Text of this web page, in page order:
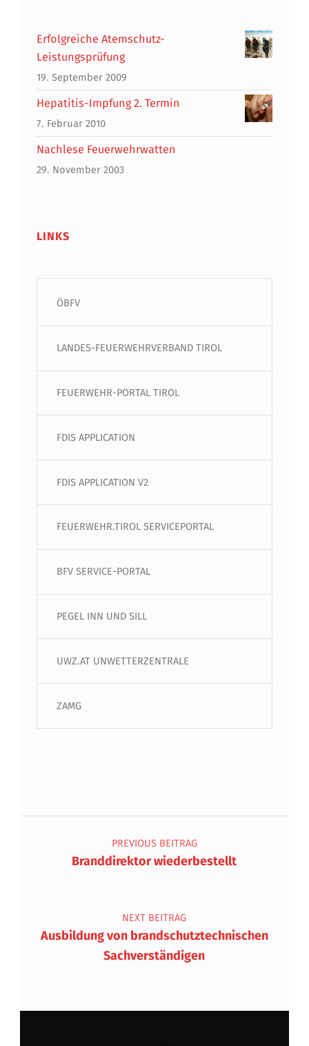
Erfolgreiche Atemschutz-
Leistungsprüfung
19. September 2009
Hepatitis-Impfung 2. Termin
7. Februar 2010
Nachlese Feuerwehrwatten
29. November 2003
LINKS
ÖBFV
LANDES-FEUERWEHRVERBAND TIROL
FEUERWEHR-PORTAL TIROL
FDIS APPLICATION
FDIS APPLICATION V2
FEUERWEHR.TIROL SERVICEPORTAL
BFV SERVICE-PORTAL
PEGEL INN UND SILL
UWZ.AT UNWETTERZENTRALE
ZAMG
Beitragsnavigation
PREVIOUS BEITRAG
Branddirektor wiederbestellt
NEXT BEITRAG
Ausbildung von brandschutztechnischen
Sachverständigen